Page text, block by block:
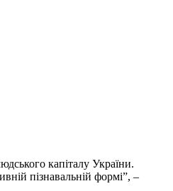
капіталу України.
пізнавальній формі”, –